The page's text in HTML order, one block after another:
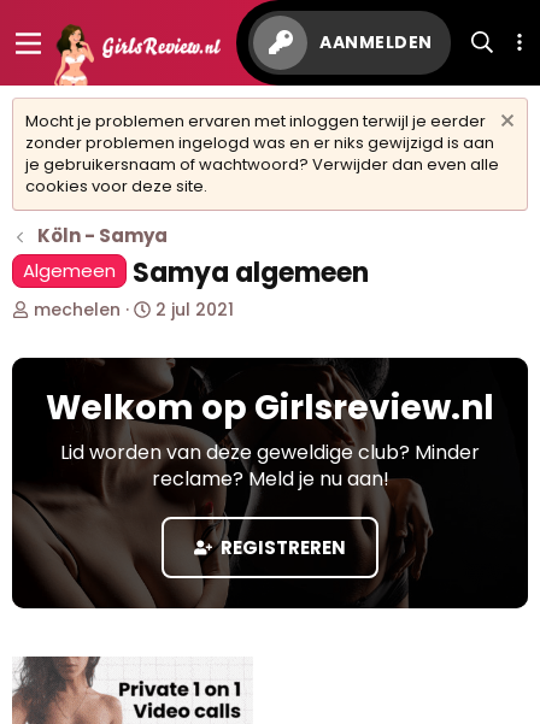
AANMELDEN
Mocht je problemen ervaren met inloggen terwijl je eerder
zonder problemen ingelogd was en er niks gewijzigd is aan
je gebruikersnaam of wachtwoord? Verwijder dan even alle
cookies voor deze site.
Köln - Samya
Algemeen
Samya algemeen
O
d
p
s
t
r
mechelen
S
a
r
t
d
a
t
u
m
2 jul 2021
Welkom op Girlsreview.nl
Lid worden van deze geweldige club? Minder
reclame? Meld je nu aan!
REGISTREREN